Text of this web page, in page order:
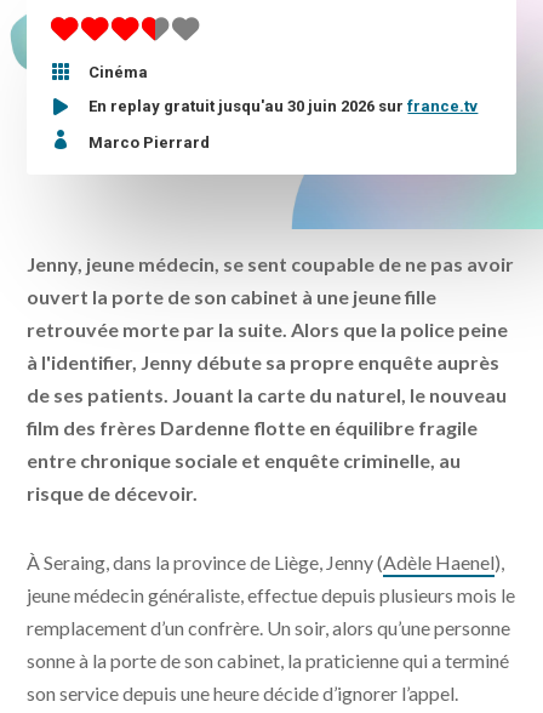

Cinéma
En replay gratuit jusqu'au 30 juin 2026 surfrance.tv
 Marco Pierrard
Jenny, jeune médecin, se sent coupable de ne pas avoir
ouvert la porte de son cabinet à une jeune fille
retrouvée morte par la suite. Alors que la police peine
à l'identifier, Jenny débute sa propre enquête auprès
de ses patients. Jouant la carte du naturel, le nouveau
film des frères Dardenne flotte en équilibre fragile
entre chronique sociale et enquête criminelle, au
risque de décevoir.
À Seraing, dans la province de Liège, Jenny (Adèle Haenel),
jeune médecin généraliste, effectue depuis plusieurs mois le
remplacement d’un confrère. Un soir, alors qu’une personne
sonne à la porte de son cabinet, la praticienne qui a terminé
son service depuis une heure décide d’ignorer l’appel.